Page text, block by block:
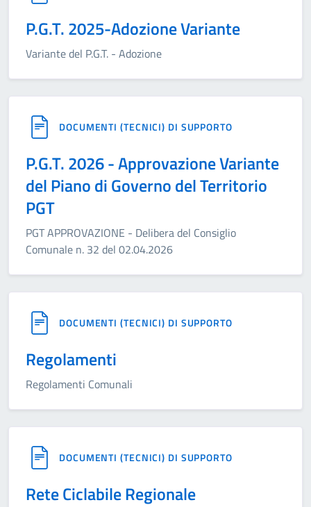
P.G.T. 2025-Adozione Variante
Variante del P.G.T. - Adozione
DOCUMENTI (TECNICI) DI SUPPORTO
P.G.T. 2026 - Approvazione Variante
del Piano di Governo del Territorio
PGT
PGT APPROVAZIONE - Delibera del Consiglio
Comunale n. 32 del 02.04.2026
DOCUMENTI (TECNICI) DI SUPPORTO
Regolamenti
Regolamenti Comunali
DOCUMENTI (TECNICI) DI SUPPORTO
Rete Ciclabile Regionale